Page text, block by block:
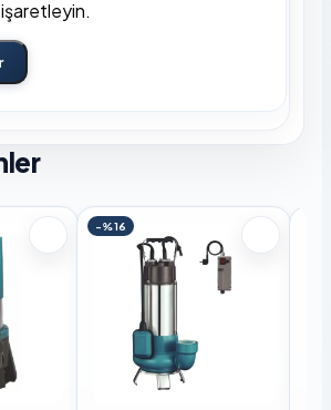
-%16